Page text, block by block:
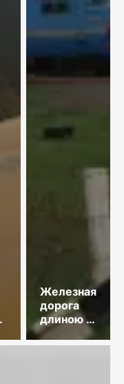
Железная
дорога
длиною в
35 лет